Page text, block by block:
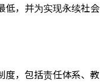
低，并为实现永续社会
度，包括责任体系、教